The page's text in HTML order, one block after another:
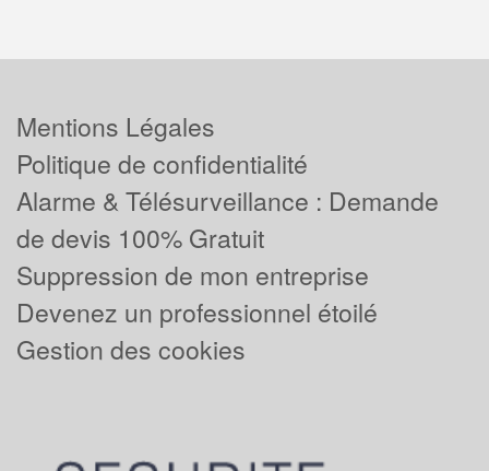
Mentions Légales
Politique de confidentialité
Alarme & Télésurveillance : Demande
de devis 100% Gratuit
Suppression de mon entreprise
Devenez un professionnel étoilé
Gestion des cookies